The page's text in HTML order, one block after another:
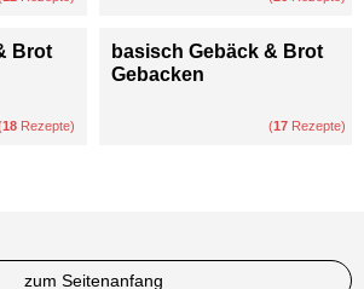
Brot
18 Rezepte)
basisch Gebäck & Brot
Gebacken
(17 Rezepte)
zum Seitenanfang